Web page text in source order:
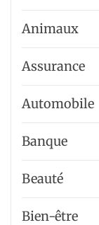
Animaux
Assurance
Automobile
Banque
Beauté
Bien-être